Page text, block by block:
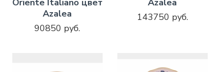
Oriente Italiano цвет
Azalea
90850 руб.
Azalea
143750 руб.